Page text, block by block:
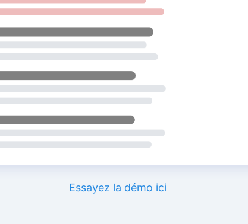
Essayez la démo ici